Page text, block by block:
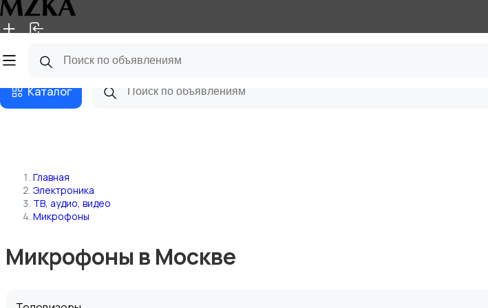
Главная Магазины
Каталог
Главная
Электроника
ТВ, аудио, видео
Микрофоны
Микрофоны в Москве